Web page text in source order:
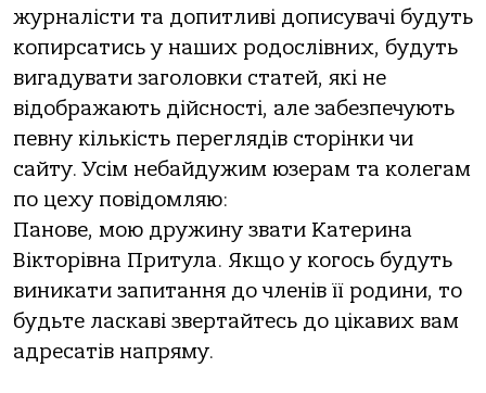
журналісти та допитливі дописувачі будуть
копирсатись у наших родослівних, будуть
вигадувати заголовки статей, які не
відображають дійсності, але забезпечують
певну кількість переглядів сторінки чи
сайту. Усім небайдужим юзерам та колегам
по цеху повідомляю:
Панове, мою дружину звати Катерина
Вікторівна Притула. Якщо у когось будуть
виникати запитання до членів її родини, то
будьте ласкаві звертайтесь до цікавих вам
адресатів напряму.